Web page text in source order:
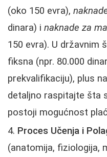
(oko 150 evra),
dinara) i naknade za
150 evra). U državnim
fiksna (npr. 80.000
prekvalifikaciju), plus
detaljno raspitajte šta
postoji mogućnost
Proces Učenja i
(anatomija, fiziologija,